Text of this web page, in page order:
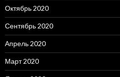
Октябрь 2020
Сентябрь 2020
Апрель 2020
Март 2020